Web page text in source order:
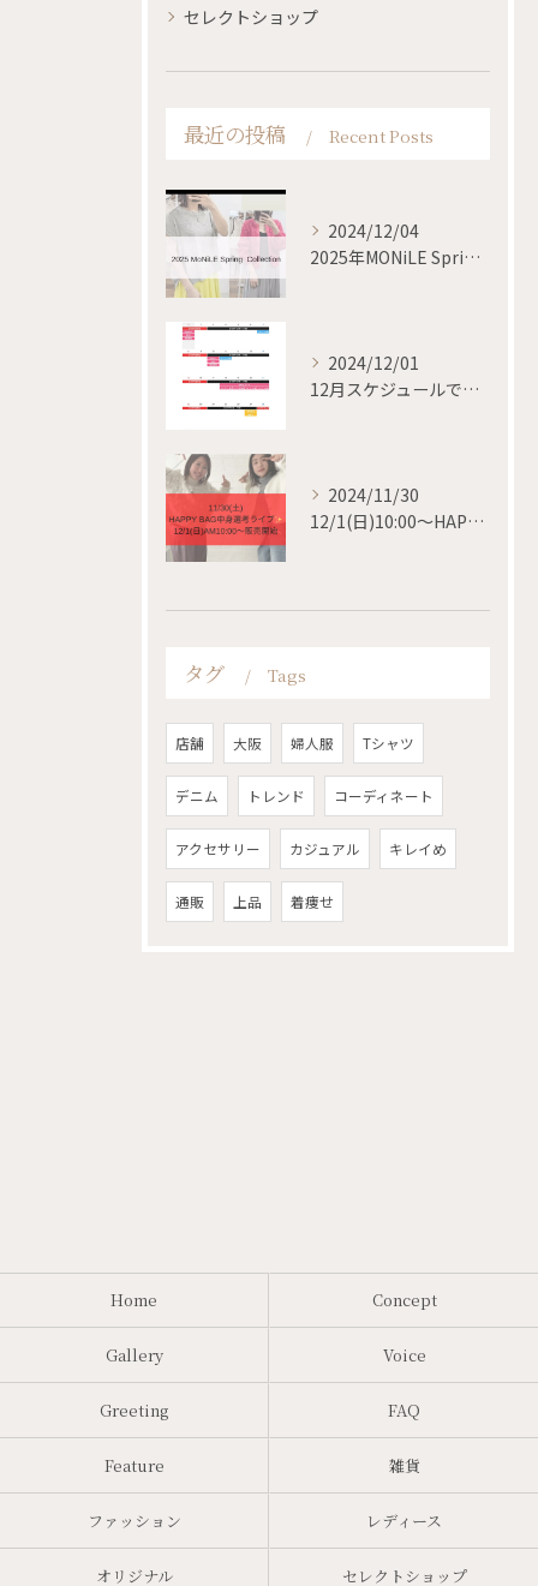
セレクトショップ
最近の投稿 Recent Posts
2024/12/04
2025年MONiLE Spring collection
2024/12/01
12月スケジュールです✨
2024/11/30
12/1(日)10:00〜HAPPY BAG 販売開始✨
タグ Tags
店舗 大阪 婦人服 Tシャツ
デニム トレンド コーディネート
アクセサリー カジュアル キレイめ
通販 上品 着痩せ
Home Concept
Gallery Voice
Greeting FAQ
Feature 雑貨
ファッション レディース
オリジナル セレクトショップ